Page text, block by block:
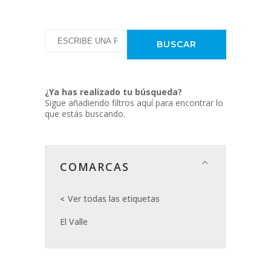
¿Ya has realizado tu búsqueda?
Sigue añadiendo filtros aquí para encontrar lo
que estás buscando.
COMARCAS
Ver todas las etiquetas
El Valle